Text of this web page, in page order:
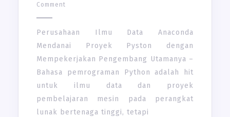
MENDANAI
PROYEK
PYSTON
DENGAN
UTAMANYA
Comment
Perusahaan Ilmu Data Anaconda
Mendanai Proyek Pyston dengan
Mempekerjakan Pengembang Utamanya –
Bahasa pemrograman Python adalah hit
untuk ilmu data dan proyek
pembelajaran mesin pada perangkat
lunak bertenaga tinggi, tetapi